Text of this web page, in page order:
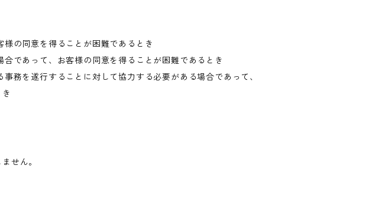
様の同意を得ることが困難であるとき
であって、お客様の同意を得ることが困難であるとき
務を遂行することに対して協力する必要がある場合であって、
せん。